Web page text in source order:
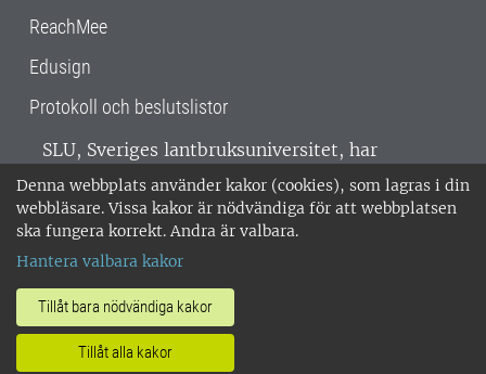
Denna webbplats använder kakor (cookies), som lagras i din
webbläsare. Vissa kakor är nödvändiga för att webbplatsen
ska fungera korrekt. Andra är valbara.
Hantera valbara kakor
Tillåt bara nödvändiga kakor
Tillåt alla kakor
ReachMee
Edusign
Protokoll och beslutslistor
SLU, Sveriges lantbruksuniversitet, har
verksamhet över hela Sverige. Huvudorter är
Alnarp, Uppsala och Umeå.SLU är
miljöcertifierat enligt ISO 14001. •
018-67 10 00 • Org nr: 202100-2817 •
Om SLU:s webbplatser
•Hantera kakor•Behandling av
personuppgifter